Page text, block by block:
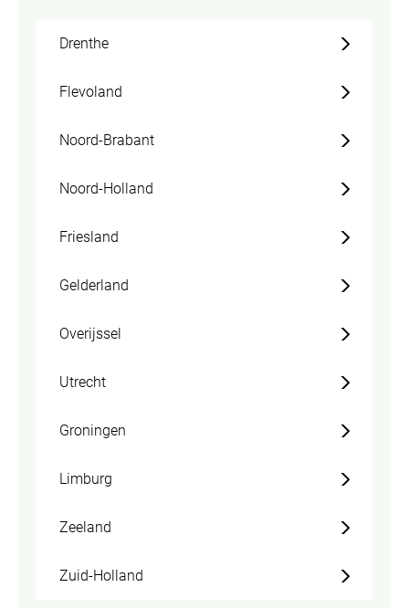
Drenthe
Flevoland
Noord-Brabant
Noord-Holland
Friesland
Gelderland
Overijssel
Utrecht
Groningen
Limburg
Zeeland
Zuid-Holland